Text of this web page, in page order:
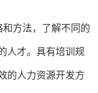
方法，了解不同的
人才。 具有培训规
的人力资源开发方